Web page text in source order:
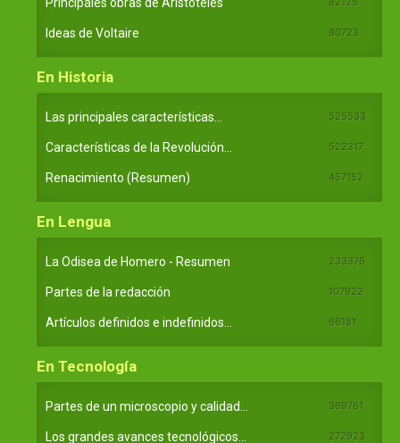
Ideas de Voltaire 80723
En Historia
Las principales características... 525533
Características de la Revolución... 522317
Renacimiento (Resumen) 457152
En Lengua
La Odisea de Homero - Resumen 233376
Partes de la redacción 107922
Artículos definidos e indefinidos... 66181
En Tecnología
Partes de un microscopio y calidad... 369761
Los grandes avances tecnológicos... 272923